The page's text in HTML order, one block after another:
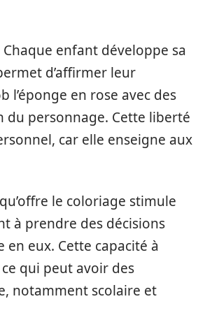
enfant développe sa
d’affirmer leur
en rose avec des
personnage. Cette liberté
car elle enseigne aux
le coloriage stimule
à prendre des décisions
eux. Cette capacité à
qui peut avoir des
notamment scolaire et